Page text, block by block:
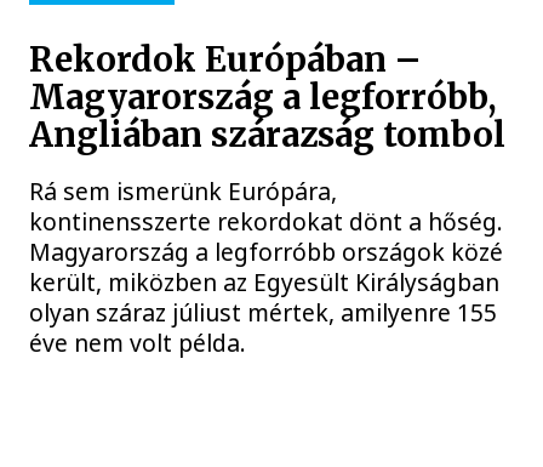
Rekordok Európában –
Magyarország a legforróbb,
Angliában szárazság tombol
Rá sem ismerünk Európára,
kontinensszerte rekordokat dönt a hőség.
Magyarország a legforróbb országok közé
került, miközben az Egyesült Királyságban
olyan száraz júliust mértek, amilyenre 155
éve nem volt példa.